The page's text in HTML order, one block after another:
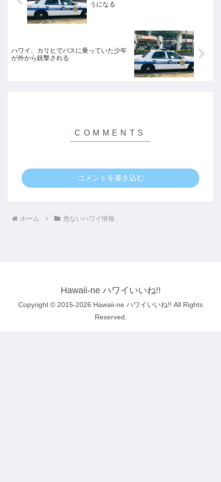
うになる
ハワイ、カリヒでバスに乗っていた少年
が外から銃撃される
コメントを書き込む
ホーム 危ないハワイ情報
Hawaii-ne ハワイいいね!!
Copyright © 2015-2026 Hawaii-ne ハワイいいね!! All Rights
Reserved.